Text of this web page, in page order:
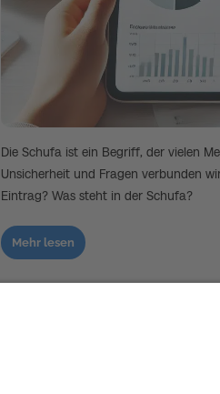
Die Schufa ist ein Begriff, der vielen
Unsicherheit und Fragen verbunden
Eintrag? Was steht in der Schufa?
Mehr lesen